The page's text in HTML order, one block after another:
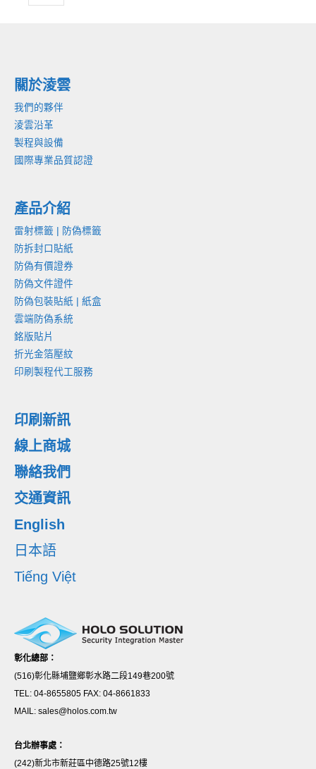
關於淩雲
我們的夥伴
淩雲沿革
製程與設備
國際專業品質認證
產品介紹
雷射標籤 | 防偽標籤
防拆封口貼紙
防偽有價證券
防偽文件證件
防偽包裝貼紙 | 紙盒
雲端防偽系統
銘版貼片
折光金箔壓紋
印刷製程代工服務
印刷新訊
線上商城
聯絡我們
交通資訊
English
日本語
Tiếng Việt
彰化總部：
(516)彰化縣埔鹽鄉彰水路二段149巷200號
TEL: 04-8655805 FAX: 04-8661833
MAIL: sales@holos.com.tw
台北辦事處：
(242)新北市新莊區中德路25號12樓